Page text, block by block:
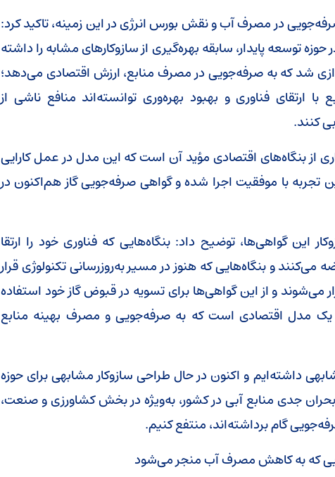
در مصرف آب و نقش بورس انرژی در این زمینه، تاکید کرد:
توسعه پایدار، سابقه بهره‌گیری از سازوکارهای مشابه را داشته
شد که به صرفه‌جویی در مصرف منابع، ارزش اقتصادی می‌دهد؛
ارتقای فناوری و بهبود بهره‌وری توانسته‌اند منافع ناشی از
کنند.
از بنگاه‌های اقتصادی مؤید آن است که این مدل در عمل کارایی
تجربه با موفقیت اجرا شده و گواهی صرفه‌جویی گاز هم‌اکنون در
این گواهی‌ها، توضیح داد: بنگاه‌هایی که فناوری خود را ارتقا
می‌کنند و بنگاه‌هایی که هنوز در مسیر به‌روزرسانی تکنولوژی قرار
می‌شوند و از این گواهی‌ها برای تسویه در قبوض گاز خود استفاده
یک مدل اقتصادی است که به صرفه‌جویی و مصرف بهینه منابع
داشته‌ایم و اکنون در حال طراحی سازوکار مشابهی برای حوزه
جدی منابع آبی در کشور، به‌ویژه در بخش کشاورزی و صنعت،
گام برداشته‌اند، منتفع کنیم.
که به کاهش مصرف آب منجر می‌شود